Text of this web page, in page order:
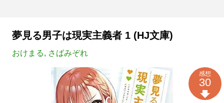
夢見る男子は現実主義者 1 (HJ文庫)
おけまる, さばみぞれ
感想
30